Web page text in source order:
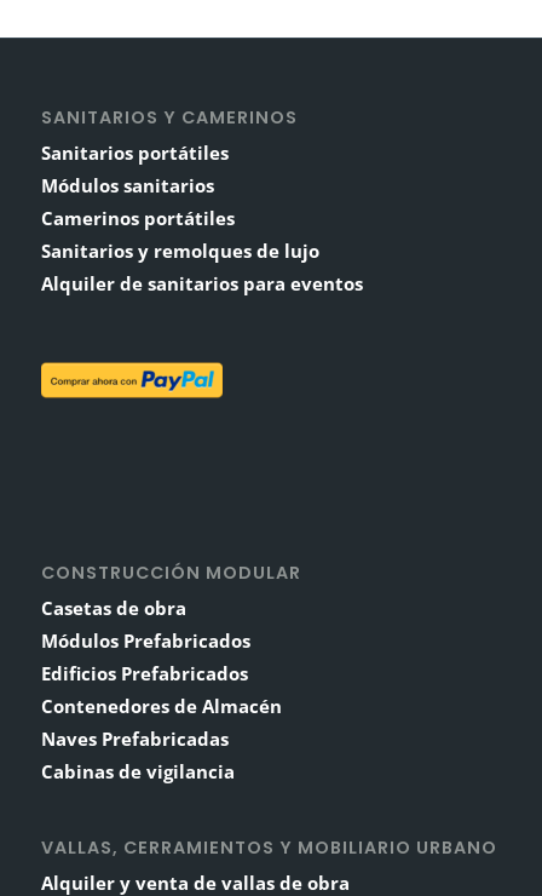
SANITARIOS Y CAMERINOS
Sanitarios portátiles
Módulos sanitarios
Camerinos portátiles
Sanitarios y remolques de lujo
Alquiler de sanitarios para eventos
CONSTRUCCIÓN MODULAR
Casetas de obra
Módulos Prefabricados
Edificios Prefabricados
Contenedores de Almacén
Naves Prefabricadas
Cabinas de vigilancia
VALLAS, CERRAMIENTOS Y MOBILIARIO URBANO
Alquiler y venta de vallas de obra